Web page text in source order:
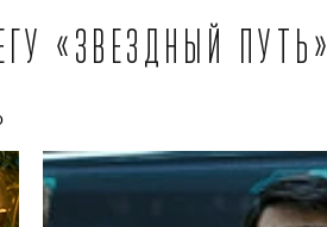
«Звездный путь»